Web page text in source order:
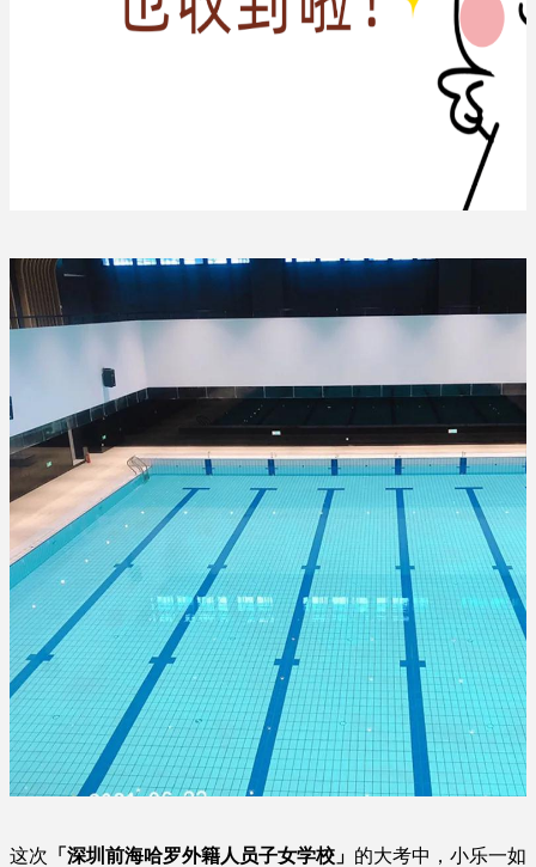
这次 「深圳前海哈罗外籍人员子女学校」 的大考中，小乐一如
需要了解泳池设计方案